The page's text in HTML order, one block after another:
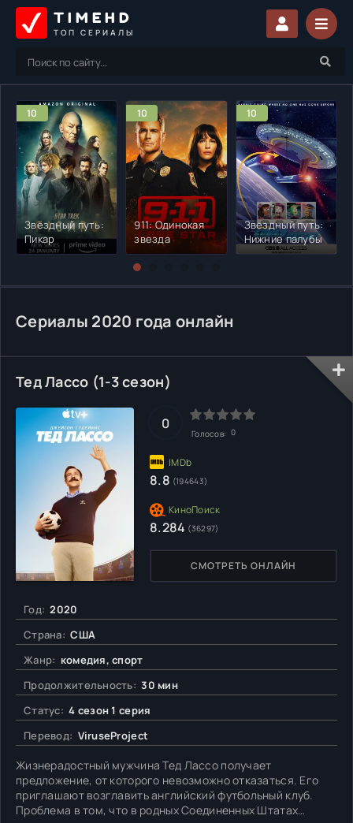
TIMEHD
ТОП СЕРИАЛЫ
10
Звёздный путь:
Пикар
10
911: Одинокая
звезда
10
Звездный путь:
Нижние палубы
Сериалы 2020 года онлайн
Тед Лассо (1-3 сезон)
Год: 2020
Страна: США
Жанр: комедия, спорт
Продолжительность: 30 мин
Статус: 4 сезон 1 серия
Перевод: ViruseProject
Жизнерадостный мужчина Тед Лассо получает
предложение, от которого невозможно отказаться. Его
приглашают возглавить английский футбольный клуб.
Проблема в том, что в родных Соединенных Штатах
СМОТРЕТЬ ОНЛАЙН
0
Голосов: 0
8.8 (194643)
8.284 (36297)